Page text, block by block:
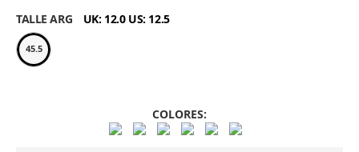
TALLE ARG UK: 12.0 US: 12.5
45.5
COLORES: